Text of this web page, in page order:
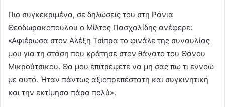
Πιο συγκεκριμένα, σε δηλώσεις του στη Ράνια
Θεοδωρακοπούλου ο Μίλτος Πασχαλίδης ανέφερε:
«Αφιέρωσα στον Αλέξη Τσίπρα το φινάλε της συναυλίας
μου για τη στάση που κράτησε στον θάνατο του Θάνου
Μικρούτσικου. Θα μου επιτρέψετε να μη σας πω τι εννοώ
με αυτό. Ήταν πάντως αξιοπρεπέστατη και συγκινητική
και την εκτίμησα πάρα πολύ».